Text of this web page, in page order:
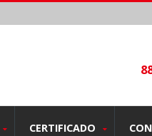
CERTIFICADO